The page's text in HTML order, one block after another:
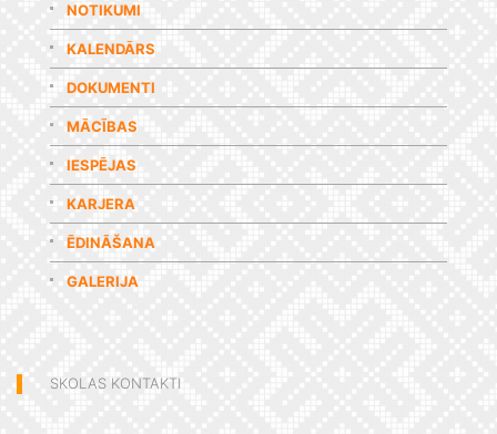
NOTIKUMI
KALENDĀRS
DOKUMENTI
MĀCĪBAS
IESPĒJAS
KARJERA
ĒDINĀŠANA
GALERIJA
SKOLAS KONTAKTI